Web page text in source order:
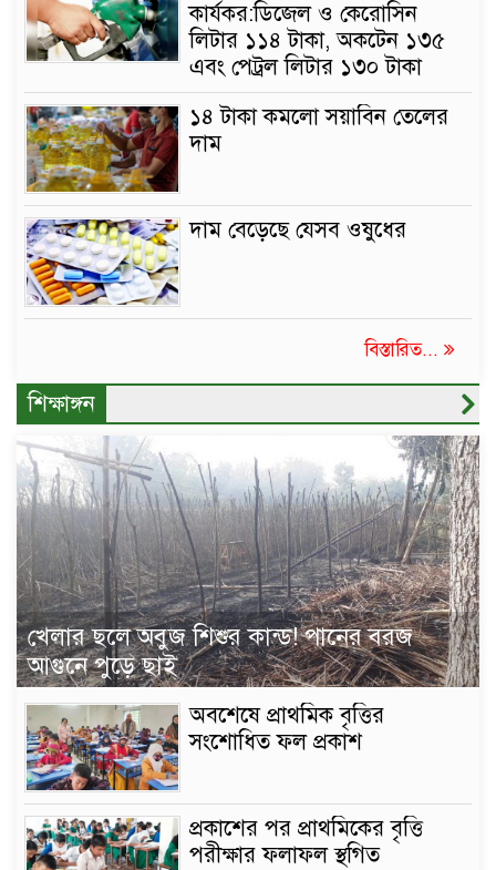
কার্যকর:ডিজেল ও কেরোসিন
লিটার ১১৪ টাকা, অকটেন ১৩৫
এবং পেট্রল লিটার ১৩০ টাকা
১৪ টাকা কমলো সয়াবিন তেলের
দাম
দাম বেড়েছে যেসব ওষুধের
বিস্তারিত...
শিক্ষাঙ্গন
খেলার ছলে অবুজ শিশুর কান্ড! পানের বরজ
আগুনে পুড়ে ছাই
অবশেষে প্রাথমিক বৃত্তির
সংশোধিত ফল প্রকাশ
প্রকাশের পর প্রাথমিকের বৃত্তি
পরীক্ষার ফলাফল স্থগিত